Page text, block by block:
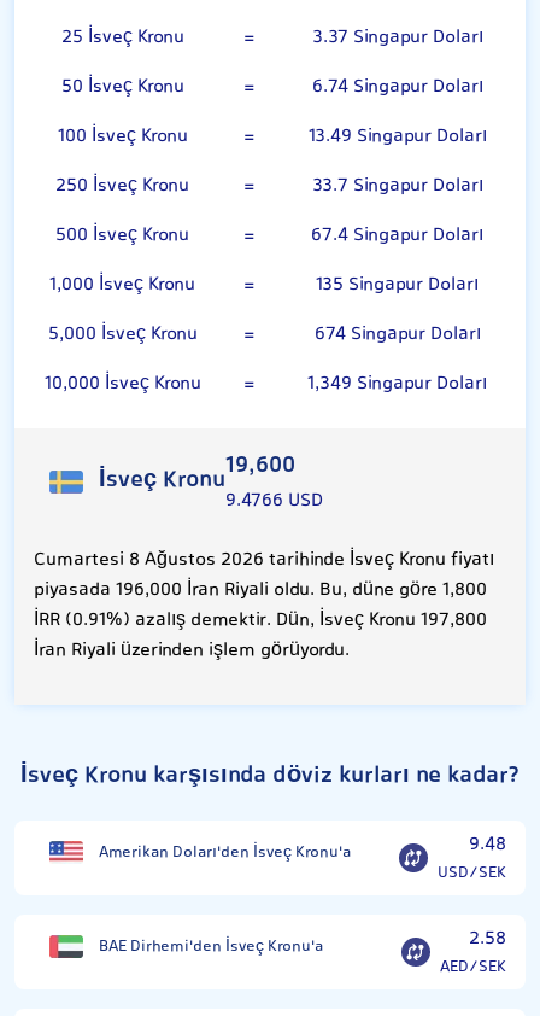
25 İsveç Kronu
=
3.37 Singapur Doları
50 İsveç Kronu
=
6.74 Singapur Doları
100 İsveç Kronu
=
13.49 Singapur Doları
250 İsveç Kronu
=
33.7 Singapur Doları
500 İsveç Kronu
=
67.4 Singapur Doları
1,000 İsveç Kronu
=
135 Singapur Doları
5,000 İsveç Kronu
=
674 Singapur Doları
10,000 İsveç Kronu
= 1,349 Singapur Doları
İsveç Kronu19,600
9.4766 USD
Cumartesi 8 Ağustos 2026 tarihinde İsveç Kronu fiyatı
piyasada 196,000 İran Riyali oldu. Bu, düne göre 1,800
İRR (0.91%) azalış demektir. Dün, İsveç Kronu 197,800
İran Riyali üzerinden işlem görüyordu.
İsveç Kronu karşısında döviz kurları ne kadar?
Amerikan Doları'den İsveç Kronu'a 9.48
USD/SEK
BAE Dirhemi'den İsveç Kronu'a 2.58
AED/SEK